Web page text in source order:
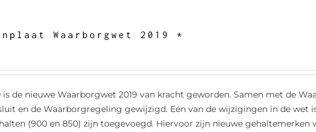
Waarborgwet 2019 *
is de nieuwe Waarborgwet 2019 van kracht geworden. Samen met de
en de Waarborgregeling gewijzigd. Eén van de wijzigingen in de wet
(900 en 850) zijn toegevoegd. Hiervoor zijn nieuwe gehaltemerken